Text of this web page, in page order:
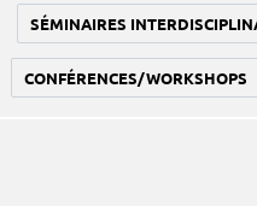
SÉMINAIRES
CONFÉRENCES/WORKSHOPS